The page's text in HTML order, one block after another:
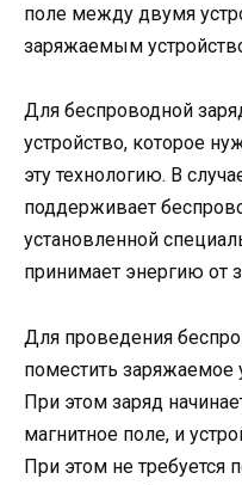
поле между двумя
заряжаемым
Для беспроводной
устройство, которое
эту технологию. В
поддерживает
установленной
принимает энергию от
Для проведения
поместить заряжаемое
При этом заряд
магнитное поле, и
При этом не требуется